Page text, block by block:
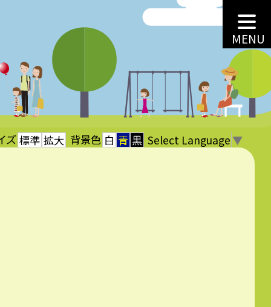
MENU
ズ 標準 拡大 背景色 白 青 黒 Select Language ▼